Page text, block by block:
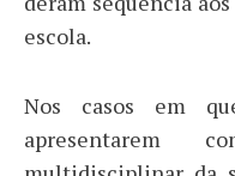
escola.
Nos casos em
apresentarem